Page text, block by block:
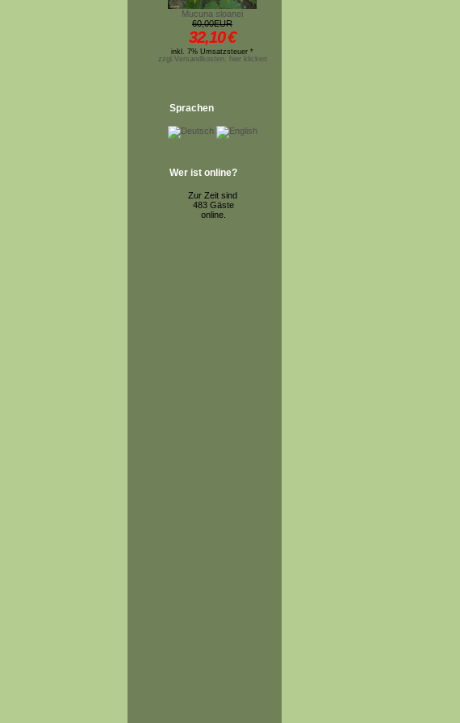
Mucuna sloanei
60,00EUR
32,10€
inkl. 7% Umsatzsteuer *
zzgl.Versandkosten, hier klicken
Sprachen
Wer ist online?
Zur Zeit sind
483 Gäste
online.